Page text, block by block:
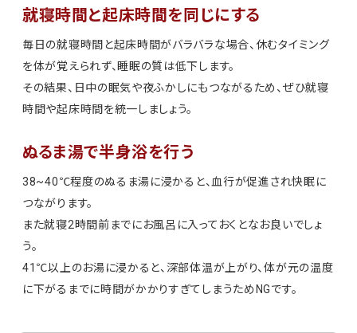
就寝時間と起床時間を同じにする
毎日の就寝時間と起床時間がバラバラな場合、休むタイミング
を体が覚えられず、睡眠の質は低下します。
その結果、日中の眠気や夜ふかしにもつながるため、ぜひ就寝
時間や起床時間を統一しましょう。
ぬるま湯で半身浴を行う
38~40℃程度のぬるま湯に浸かると、血行が促進され快眠に
つながります。
また就寝2時間前までにお風呂に入っておくとなお良いでしょ
う。
41℃以上のお湯に浸かると、深部体温が上がり、体が元の温度
に下がるまでに時間がかかりすぎてしまうためNGです。